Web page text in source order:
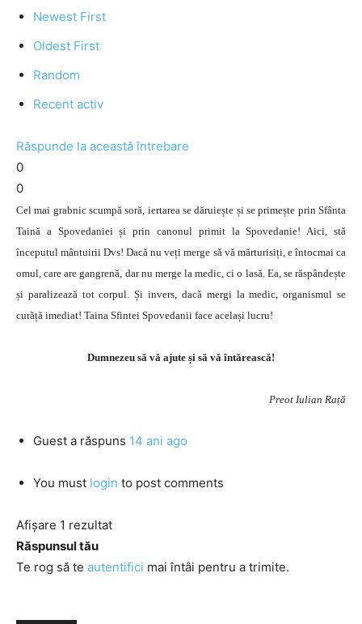
Newest First
Oldest First
Random
Recent activ
Răspunde la această întrebare
0
0
Cel mai grabnic scumpă soră, iertarea se dăruiește și se primește prin Sfânta
Taină a Spovedaniei și prin canonul primit la Spovedanie! Aici, stă
începutul mântuirii Dvs! Dacă nu veți merge să vă mărturisiți, e întocmai ca
omul, care are gangrenă, dar nu merge la medic, ci o lasă. Ea, se răspândește
și paralizează tot corpul. Și invers, dacă mergi la medic, organismul se
curăță imediat! Taina Sfintei Spovedanii face același lucru!
Dumnezeu să vă ajute și să vă întărească!
Preot Iulian Rață
Guest a răspuns 14 ani ago
You must login to post comments
Afișare 1 rezultat
Răspunsul tău
Te rog să te autentifici mai întâi pentru a trimite.